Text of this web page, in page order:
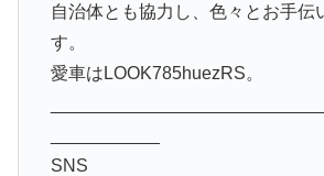
自治体とも協力し、色々とお手伝
す。
愛車はLOOK785huezRS。
SNS